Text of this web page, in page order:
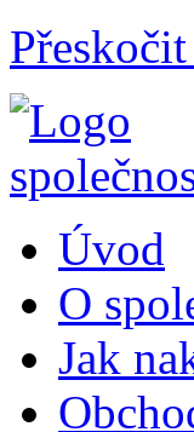
Úvod
O
Jak